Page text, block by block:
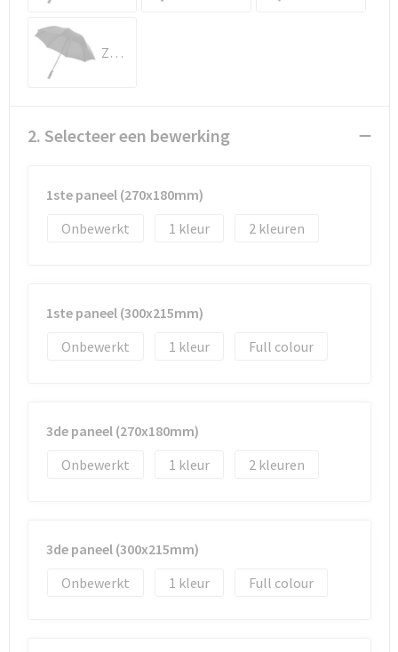
Koeltassen en Koelboxen
Goodiebags
Zwart
2. Selecteer een bewerking
1ste paneel (270x180mm)
Onbewerkt
1 2
1ste paneel (300x215mm)
Onbewerkt
1 Full colour
3de paneel (270x180mm)
Onbewerkt
1 2
3de paneel (300x215mm)
Onbewerkt
1 Full colour